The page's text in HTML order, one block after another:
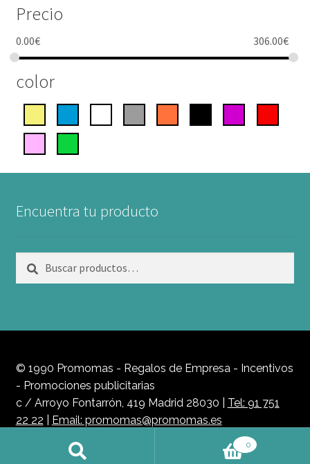
Precio
0.00€ 306.00€
color
Encuentra tu producto
Buscar
Buscar
© 1990 Promomas - Regalos de Empresa - Incentivos
- Promociones publicitarias
c / Arroyo Fontarrón, 419 Madrid 28030 | Tel: 91 751
22 22
Email: promomas@promomas.es
0